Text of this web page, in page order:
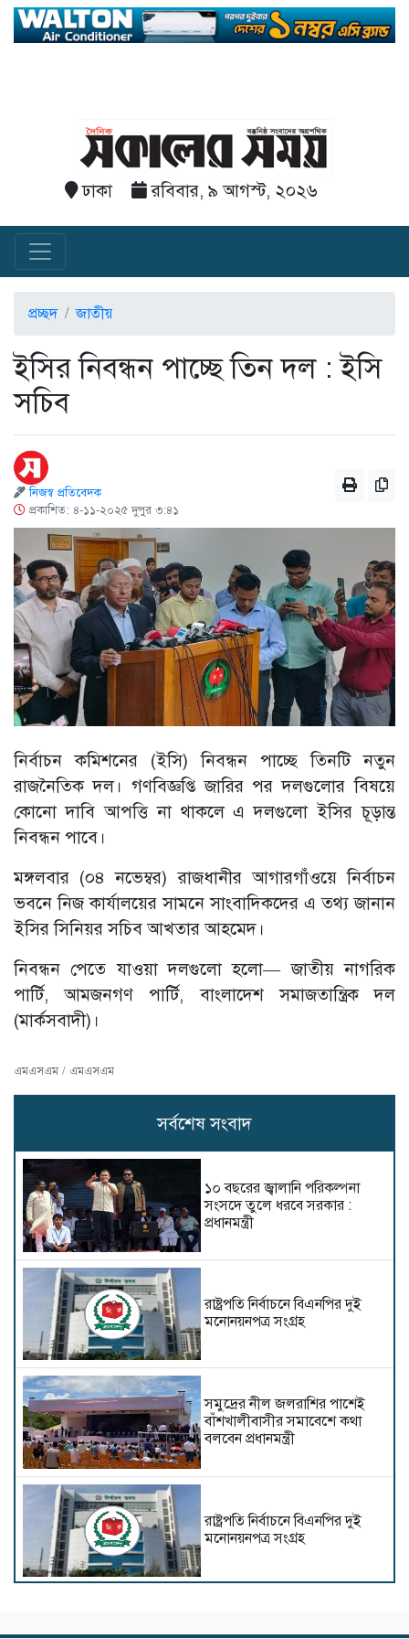
ঢাকা রবিবার, ৯ আগস্ট, ২০২৬
প্রচ্ছদ জাতীয়
ইসির নিবন্ধন পাচ্ছে তিন দল : ইসি
সচিব
নিজস্ব প্রতিবেদক
প্রকাশিত: ৪-১১-২০২৫ দুপুর ৩:৪১
নির্বাচন কমিশনের (ইসি) নিবন্ধন পাচ্ছে তিনটি নতুন
রাজনৈতিক দল। গণবিজ্ঞপ্তি জারির পর দলগুলোর বিষয়ে
কোনো দাবি আপত্তি না থাকলে এ দলগুলো ইসির চূড়ান্ত
নিবন্ধন পাবে।
মঙ্গলবার (০৪ নভেম্বর) রাজধানীর আগারগাঁওয়ে নির্বাচন
ভবনে নিজ কার্যালয়ের সামনে সাংবাদিকদের এ তথ্য জানান
ইসির সিনিয়র সচিব আখতার আহমেদ।
নিবন্ধন পেতে যাওয়া দলগুলো হলো— জাতীয় নাগরিক
পার্টি, আমজনগণ পার্টি, বাংলাদেশ সমাজতান্ত্রিক দল
(মার্কসবাদী)।
এমএসএম / এমএসএম
সর্বশেষ সংবাদ
১০ বছরের জ্বালানি পরিকল্পনা
সংসদে তুলে ধরবে সরকার :
প্রধানমন্ত্রী
রাষ্ট্রপতি নির্বাচনে বিএনপির দুই
মনোনয়নপত্র সংগ্রহ
সমুদ্রের নীল জলরাশির পাশেই
বাঁশখালীবাসীর সমাবেশে কথা
বলবেন প্রধানমন্ত্রী
রাষ্ট্রপতি নির্বাচনে বিএনপির দুই
মনোনয়নপত্র সংগ্রহ
স্বাস্থ্যমন্ত্রীর নেতৃত্বে স্বাস্থ্য খাতে